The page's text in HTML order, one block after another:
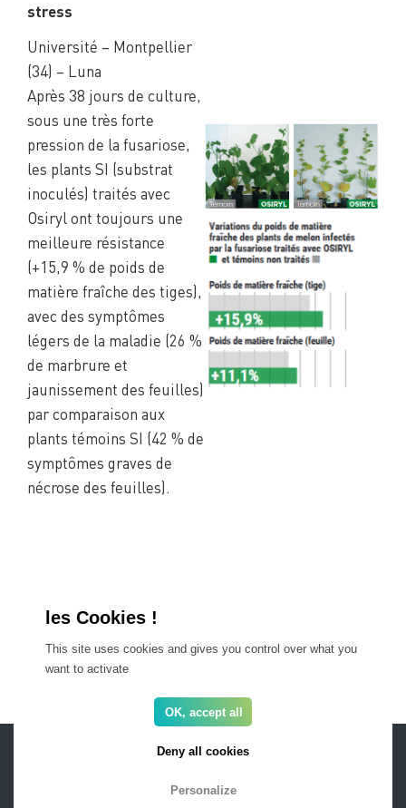
stress
Université – Montpellier
(34) – Luna
Après 38 jours de culture,
sous une très forte
pression de la fusariose,
les plants SI (substrat
inoculés) traités avec
Osiryl ont toujours une
meilleure résistance
(+15,9 % de poids de
matière fraîche des tiges),
avec des symptômes
légers de la maladie (26 %
de marbrure et
jaunissement des feuilles)
par comparaison aux
plants témoins SI (42 % de
symptômes graves de
nécrose des feuilles).
En savoir plus sur l’OSYR en cultures spécialisées
ESPACE PRO
Newsletter
This site uses cookies and gives you control over what you
want to activate
OK, accept all
Deny all cookies
Personalize